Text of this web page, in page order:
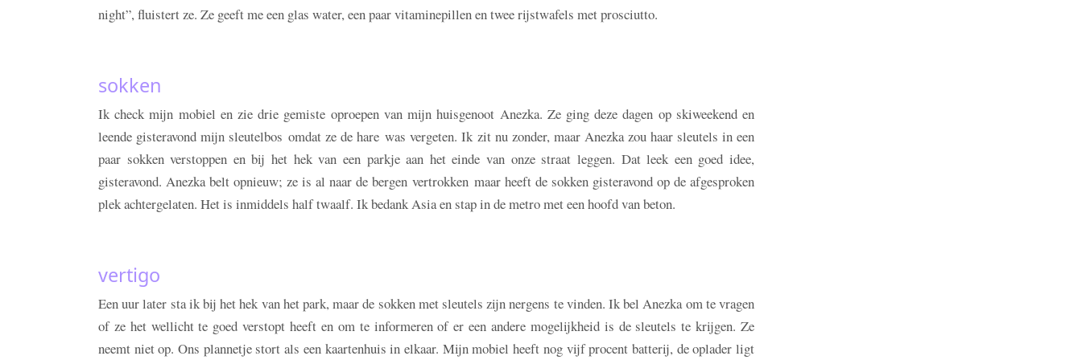
night”, fluistert ze. Ze geeft me een glas water, een paar vitaminepillen en twee rijstwafels met prosciutto.
sokken
Ik check mijn mobiel en zie drie gemiste oproepen van mijn huisgenoot Anezka. Ze ging deze dagen op skiweekend en
leende gisteravond mijn sleutelbos omdat ze de hare was vergeten. Ik zit nu zonder, maar Anezka zou haar sleutels in een
paar sokken verstoppen en bij het hek van een parkje aan het einde van onze straat leggen. Dat leek een goed idee,
gisteravond. Anezka belt opnieuw; ze is al naar de bergen vertrokken maar heeft de sokken gisteravond op de afgesproken
plek achtergelaten. Het is inmiddels half twaalf. Ik bedank Asia en stap in de metro met een hoofd van beton.
vertigo
Een uur later sta ik bij het hek van het park, maar de sokken met sleutels zijn nergens te vinden. Ik bel Anezka om te vragen
of ze het wellicht te goed verstopt heeft en om te informeren of er een andere mogelijkheid is de sleutels te krijgen. Ze
neemt niet op. Ons plannetje stort als een kaartenhuis in elkaar. Mijn mobiel heeft nog vijf procent batterij, de oplader ligt